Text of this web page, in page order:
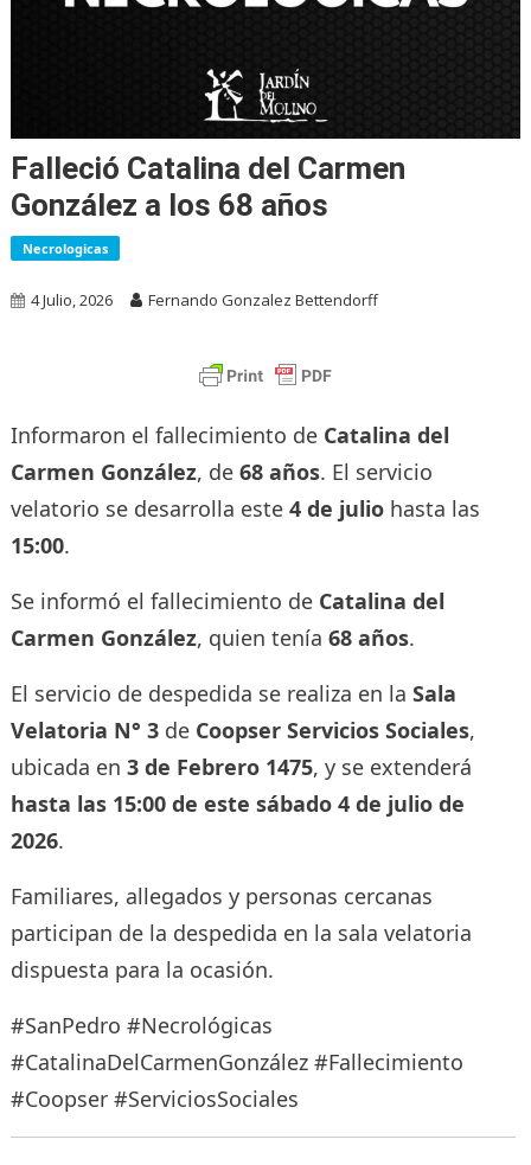
Falleció Catalina del Carmen
González a los 68 años
Necrologicas
4 Julio, 2026 Fernando Gonzalez Bettendorff
Informaron el fallecimiento de Catalina del
Carmen González, de 68 años. El servicio
velatorio se desarrolla este 4 de juliohasta las
15:00.
Se informó el fallecimiento de Catalina del
Carmen González, quien tenía 68 años.
El servicio de despedida se realiza en la Sala
Velatoria N° 3de Coopser Servicios Sociales,
ubicada en 3 de Febrero 1475, y se extenderá
hasta las 15:00 de este sábado 4 de julio de
2026.
Familiares, allegados y personas cercanas
participan de la despedida en la sala velatoria
dispuesta para la ocasión.
#SanPedro #Necrológicas
#CatalinaDelCarmenGonzález #Fallecimiento
#Coopser #ServiciosSociales